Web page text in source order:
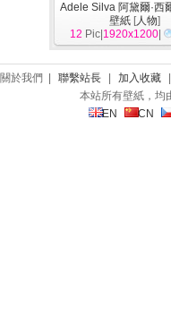
Adele Silva 阿黛爾·西
壁紙 [人物]
12 Pic| 1920x1200
關於我們 | 聯繫站長 加入收藏
本站所有壁紙，均
EN
CN